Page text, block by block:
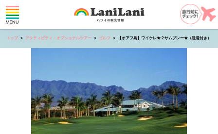
トップ アクティビティ・オプショナルツアー ゴルフ 【オアフ島】ワイケレ★２サムプレー★（送迎付き）